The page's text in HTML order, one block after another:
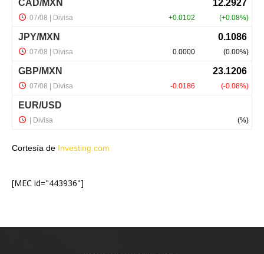
Cortesía de Investing.com
[MEC id="443936"]